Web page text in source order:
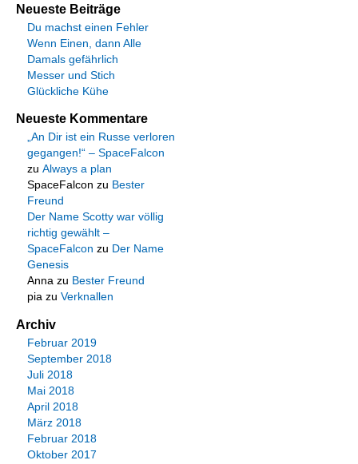
Neueste Beiträge
Du machst einen Fehler
Wenn Einen, dann Alle
Damals gefährlich
Messer und Stich
Glückliche Kühe
Neueste Kommentare
„An Dir ist ein Russe verloren
gegangen!“ – SpaceFalcon
zu Always a plan
SpaceFalcon zu Bester
Freund
Der Name Scotty war völlig
richtig gewählt –
SpaceFalcon zu Der Name
Genesis
Annazu Bester Freund
piazu Verknallen
Archiv
Februar 2019
September 2018
Juli 2018
Mai 2018
April 2018
März 2018
Februar 2018
Oktober 2017